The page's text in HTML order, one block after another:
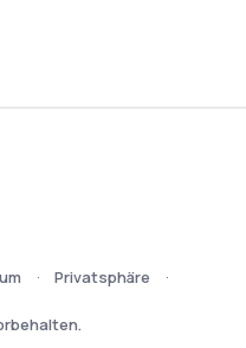
Privatsphäre